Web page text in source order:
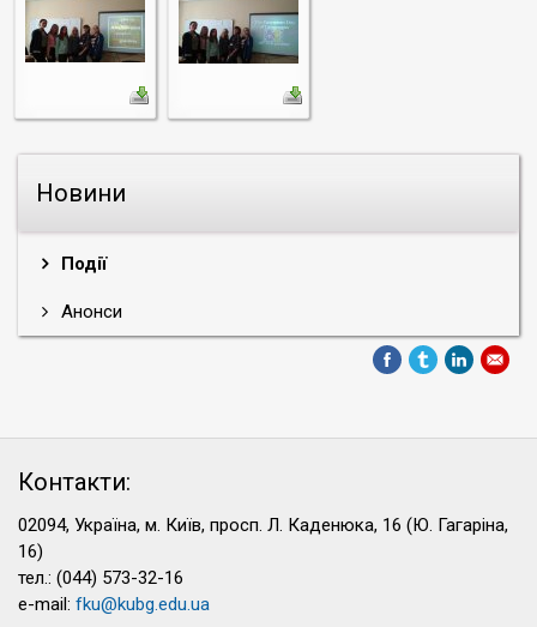
Новини
Події
Анонси
Контакти:
02094, Україна, м. Київ, просп. Л. Каденюка, 16 (Ю. Гагаріна,
16)
тел.: (044) 573-32-16
e-mail: fku@kubg.edu.ua